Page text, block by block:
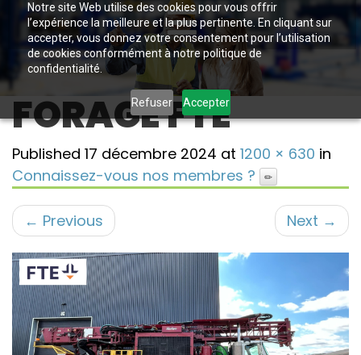
Notre site Web utilise des cookies pour vous offrir
l’expérience la meilleure et la plus pertinente. En cliquant sur
accepter, vous donnez votre consentement pour l’utilisation
de cookies conformément à notre politique de
confidentialité.
Refuser Accepter
FORAGE FTE
Published 17 décembre 2024 at 1200 × 630 in
Connaissez-vous nos membres ?
← Previous Next →